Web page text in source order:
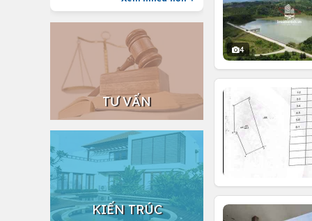
TƯ VẤN
KIẾN TRÚC
4